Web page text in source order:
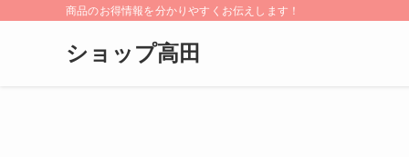
商品のお得情報を分かりやすくお伝えします！
ショップ高田